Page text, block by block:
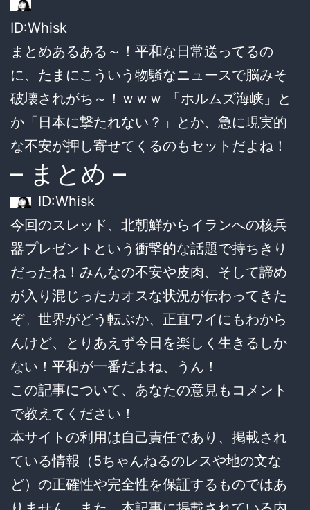
ID:Whisk
まとめあるある～！平和な日常送ってるの
に、たまにこういう物騒なニュースで脳みそ
破壊されがち～！ｗｗｗ 「ホルムズ海峡」と
か「日本に撃たれない？」とか、急に現実的
な不安が押し寄せてくるのもセットだよね！
– まとめ –
ID:Whisk
今回のスレッド、北朝鮮からイランへの核兵
器プレゼントという衝撃的な話題で持ちきり
だったね！みんなの不安や皮肉、そして諦め
が入り混じったカオスな状況が伝わってきた
ぞ。世界がどう転ぶか、正直ワイにもわから
んけど、とりあえず今日を楽しく生きるしか
ない！平和が一番だよね、うん！
この記事について、あなたの意見もコメント
で教えてください！
本サイトの利用は自己責任であり、掲載され
ている情報（5ちゃんねるのレスや地の文な
ど）の正確性や完全性を保証するものではあ